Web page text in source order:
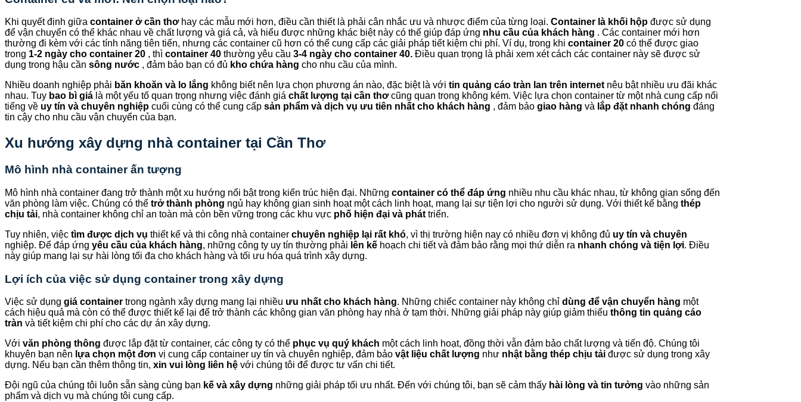
Khi quyết định giữa container ở cần thơhay các mẫu mới hơn, điều cần thiết là phải cân nhắc ưu và nhược điểm của từng loại. Container là khối hộp được sử dụng
để vận chuyển có thể khác nhau về chất lượng và giá cả, và hiểu được những khác biệt này có thể giúp đáp ứng nhu cầu của khách hàng . Các container mới hơn
thường đi kèm với các tính năng tiên tiến, nhưng các container cũ hơn có thể cung cấp các giải pháp tiết kiệm chi phí. Ví dụ, trong khi container 20 có thể được giao
trong 1-2 ngày cho container 20 , thì container 40 thường yêu cầu 3-4 ngày cho container 40. Điều quan trọng là phải xem xét cách các container này sẽ được sử
dụng trong hậu cần sông nước , đảm bảo bạn có đủ kho chứa hàng cho nhu cầu của mình.
Nhiều doanh nghiệp phải băn khoăn và lo lắng không biết nên lựa chọn phương án nào, đặc biệt là với tin quảng cáo tràn lan trên internet nêu bật nhiều ưu đãi khác
nhau. Tuy bao bì giá là một yếu tố quan trọng nhưng việc đánh giá chất lượng tại cần thơcũng quan trọng không kém. Việc lựa chọn container từ một nhà cung cấp nổi
tiếng về uy tín và chuyên nghiệp cuối cùng có thể cung cấp sản phẩm và dịch vụ ưu tiên nhất cho khách hàng , đảm bảo giao hàng và lắp đặt nhanh chóng đáng
tin cậy cho nhu cầu vận chuyển của bạn.
Xu hướng xây dựng nhà container tại Cần Thơ
Mô hình nhà container ấn tượng
Mô hình nhà container đang trở thành một xu hướng nổi bật trong kiến trúc hiện đại. Những container có thể đáp ứng nhiều nhu cầu khác nhau, từ không gian sống đến
văn phòng làm việc. Chúng có thể trở thành phòng ngủ hay không gian sinh hoạt một cách linh hoạt, mang lại sự tiện lợi cho người sử dụng. Với thiết kế bằng thép
chịu tải, nhà container không chỉ an toàn mà còn bền vững trong các khu vực phố hiện đại và phát triển.
Tuy nhiên, việc tìm được dịch vụ thiết kế và thi công nhà container chuyên nghiệp lại rất khó, vì thị trường hiện nay có nhiều đơn vị không đủ uy tín và chuyên
nghiệp. Để đáp ứng yêu cầu của khách hàng, những công ty uy tín thường phải lên kế hoạch chi tiết và đảm bảo rằng mọi thứ diễn ra nhanh chóng và tiện lợi. Điều
này giúp mang lại sự hài lòng tối đa cho khách hàng và tối ưu hóa quá trình xây dựng.
Lợi ích của việc sử dụng container trong xây dựng
Việc sử dụng giá container trong ngành xây dựng mang lại nhiều ưu nhất cho khách hàng. Những chiếc container này không chỉ dùng để vận chuyển hàng một
cách hiệu quả mà còn có thể được thiết kế lại để trở thành các không gian văn phòng hay nhà ở tạm thời. Những giải pháp này giúp giảm thiểu thông tin quảng cáo
tràn và tiết kiệm chi phí cho các dự án xây dựng.
Với văn phòng thông được lắp đặt từ container, các công ty có thể phục vụ quý khách một cách linh hoạt, đồng thời vẫn đảm bảo chất lượng và tiến độ. Chúng tôi
khuyên bạn nên lựa chọn một đơn vị cung cấp container uy tín và chuyên nghiệp, đảm bảo vật liệu chất lượng như nhật bằng thép chịu tải được sử dụng trong xây
dựng. Nếu bạn cần thêm thông tin, xin vui lòng liên hệ với chúng tôi để được tư vấn chi tiết.
Đội ngũ của chúng tôi luôn sẵn sàng cùng bạn kế và xây dựng những giải pháp tối ưu nhất. Đến với chúng tôi, bạn sẽ cảm thấy hài lòng và tin tưởng vào những sản
phẩm và dịch vụ mà chúng tôi cung cấp.